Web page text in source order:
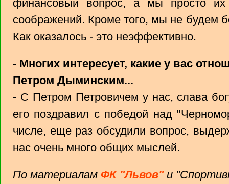
финансовый вопрос, а мы просто их
соображений. Кроме того, мы не будем
Как оказалось - это неэффективно.
- Многих интересует, какие у вас
Петром Дыминским...
- С Петром Петровичем у нас, слава
его поздравил с победой над
числе, еще раз обсудили вопрос,
нас очень много общих мыслей.
По материалам ФК "Львов"и